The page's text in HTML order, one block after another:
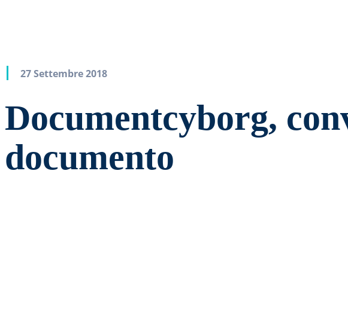
27 Settembre 2018
Documentcyborg,
documento